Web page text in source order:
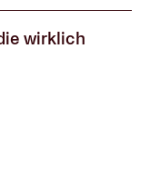
wirklich